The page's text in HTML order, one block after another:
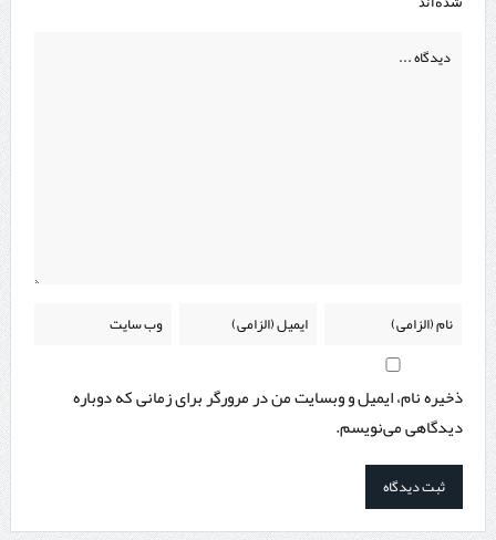
ذخیره نام، ایمیل و وبسایت من در مرورگر برای زمانی که دوباره
دیدگاهی می‌نویسم.